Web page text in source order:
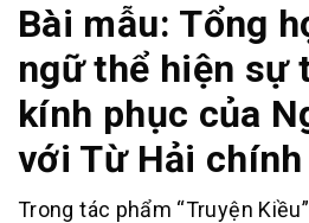
Bài mẫu: Tổng
ngữ thể hiện sự
kính phục của
với Từ Hải
Trong tác phẩm “Truyện